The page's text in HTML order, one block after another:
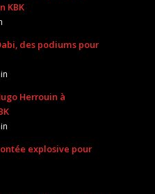
KBK
des podiums pour
Herrouin à
explosive pour